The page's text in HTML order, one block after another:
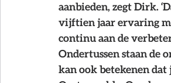
aanbieden, zegt Dirk.
vijftien jaar ervaring
continu aan de
Ondertussen staan de
kan ook betekenen